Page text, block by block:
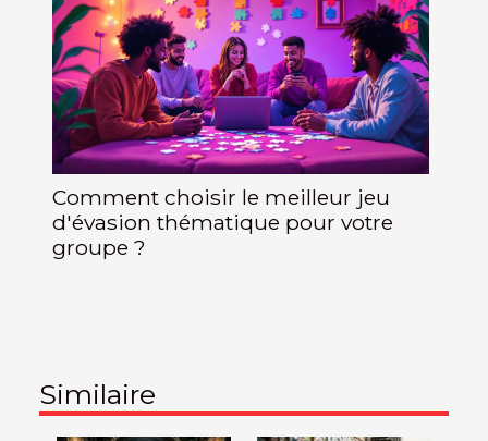
Comment choisir le meilleur jeu
d'évasion thématique pour votre
groupe ?
Similaire